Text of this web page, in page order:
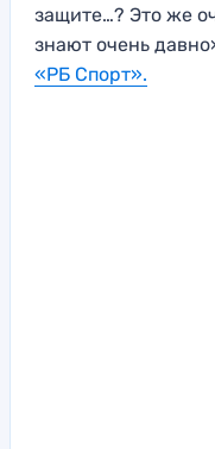
защите…? Это же
знают очень
«РБ Спорт».